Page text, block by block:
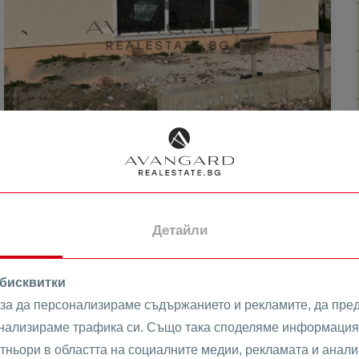
300999 € 1669 €
САМОСТОЯТЕЛНА КЪЩА!
25473
Реф #
Къща
Детайли
да персонализираме съдържанието и рекламите, да
трафика си. Също така споделяме информация
в областта на социалните медии, рекламата и